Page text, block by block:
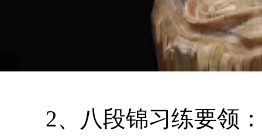
2、八段锦习练要领：